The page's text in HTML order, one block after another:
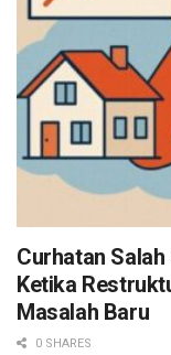
Curhatan
Ketika
Masalah Baru
0 SHARES